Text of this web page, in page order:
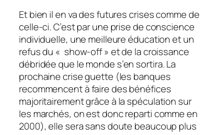
Et bien il en va des futures crises comme de
celle-ci. C’est par une prise de conscience
individuelle, une meilleure éducation et un
refus du « show-off » et de la croissance
débridée que le monde s’en sortira. La
prochaine crise guette (les banques
recommencent à faire des bénéfices
majoritairement grâce à la spéculation sur
les marchés, on est donc reparti comme en
2000), elle sera sans doute beaucoup plus